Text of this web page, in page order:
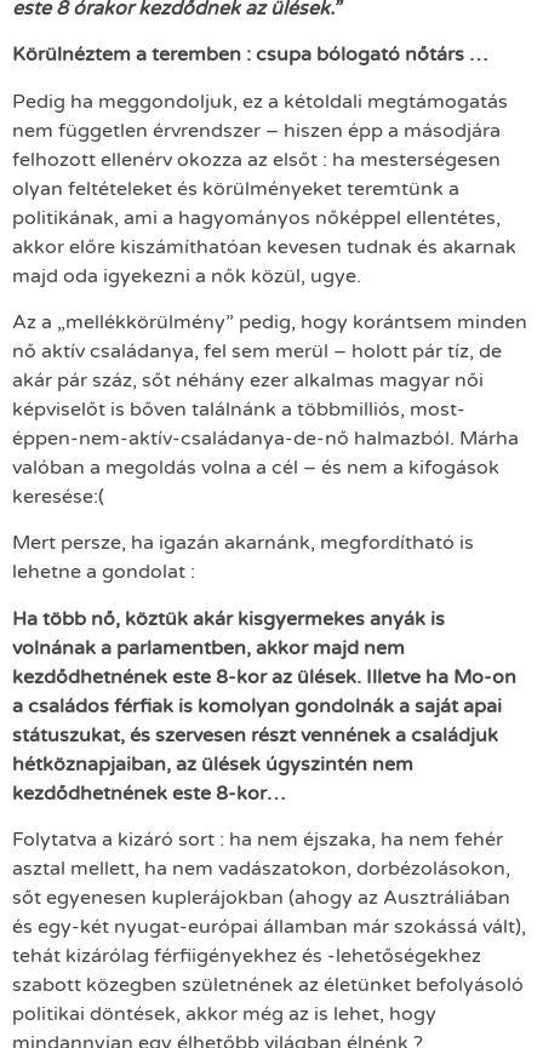
este 8 órakor kezdődnek az ülések.”
Körülnéztem a teremben : csupa bólogató nőtárs …
Pedig ha meggondoljuk, ez a kétoldali megtámogatás
nem független érvrendszer – hiszen épp a másodjára
felhozott ellenérv okozza az elsőt : ha mesterségesen
olyan feltételeket és körülményeket teremtünk a
politikának, ami a hagyományos nőképpel ellentétes,
akkor előre kiszámíthatóan kevesen tudnak és akarnak
majd oda igyekezni a nők közül, ugye.
Az a „mellékkörülmény” pedig, hogy korántsem minden
nő aktív családanya, fel sem merül – holott pár tíz, de
akár pár száz, sőt néhány ezer alkalmas magyar női
képviselőt is bőven találnánk a többmilliós, most-
éppen-nem-aktív-családanya-de-nő halmazból. Márha
valóban a megoldás volna a cél – és nem a kifogások
keresése:(
Mert persze, ha igazán akarnánk, megfordítható is
lehetne a gondolat :
Ha több nő, köztük akár kisgyermekes anyák is
volnának a parlamentben, akkor majd nem
kezdődhetnének este 8-kor az ülések. Illetve ha Mo-on
a családos férfiak is komolyan gondolnák a saját apai
státuszukat, és szervesen részt vennének a családjuk
hétköznapjaiban, az ülések úgyszintén nem
kezdődhetnének este 8-kor…
Folytatva a kizáró sort : ha nem éjszaka, ha nem fehér
asztal mellett, ha nem vadászatokon, dorbézolásokon,
sőt egyenesen kuplerájokban (ahogy az Ausztráliában
és egy-két nyugat-európai államban már szokássá vált),
tehát kizárólag férfiigényekhez és -lehetőségekhez
szabott közegben születnének az életünket befolyásoló
politikai döntések, akkor még az is lehet, hogy